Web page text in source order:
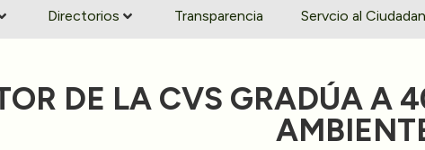
Directorios Transparencia Servcio al
DE LA CVS GRADÚA A